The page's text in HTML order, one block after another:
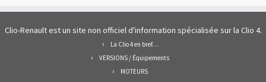
Clio-Renault est un site non officiel d'information spécialisée sur la Clio 4.
La Clio 4 en bref…
VERSIONS / Équipements
MOTEURS